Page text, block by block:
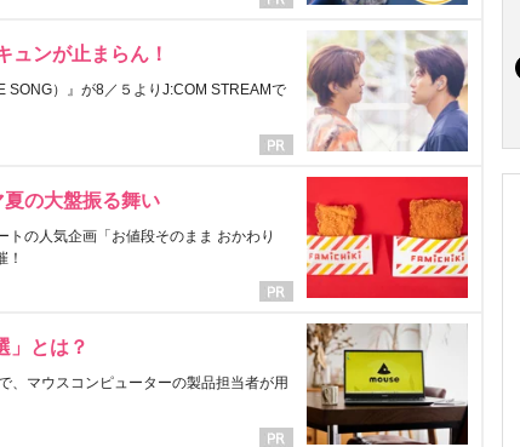
ュンが止まらん！
SONG）』が8／５よりJ:COM STREAMで
の大盤振る舞い
の人気企画「お値段そのまま おかわり
！
」とは？
、マウスコンピューターの製品担当者が用